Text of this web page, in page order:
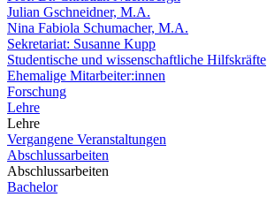
Julian Gschneidner, M.A.
Nina Fabiola Schumacher, M.A.
Sekretariat: Susanne Kupp
Studentische und wissenschaftliche Hilfskräfte
Ehemalige Mitarbeiter:innen
Forschung
Lehre
Lehre
Vergangene Veranstaltungen
Abschlussarbeiten
Abschlussarbeiten
Bachelor